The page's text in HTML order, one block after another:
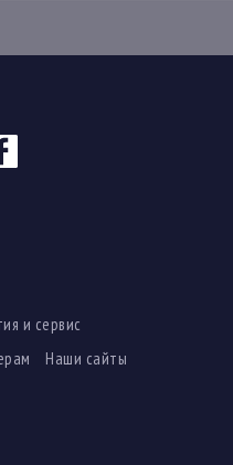
и сервис
Наши сайты